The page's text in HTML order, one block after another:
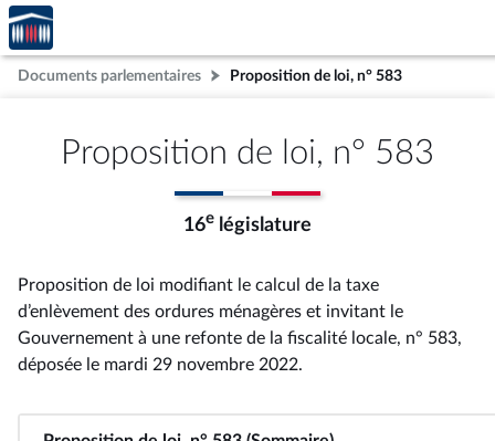
Aller au contenu
Aller en bas de la page
Accèder
à la
page
d'accueil
Documents parlementaires Proposition de loi, n° 583
Proposition de loi, n° 583
16e législature
Proposition de loi modifiant le calcul de la taxe
d’enlèvement des ordures ménagères et invitant le
Gouvernement à une refonte de la fiscalité locale, n° 583,
déposée le mardi 29 novembre 2022.